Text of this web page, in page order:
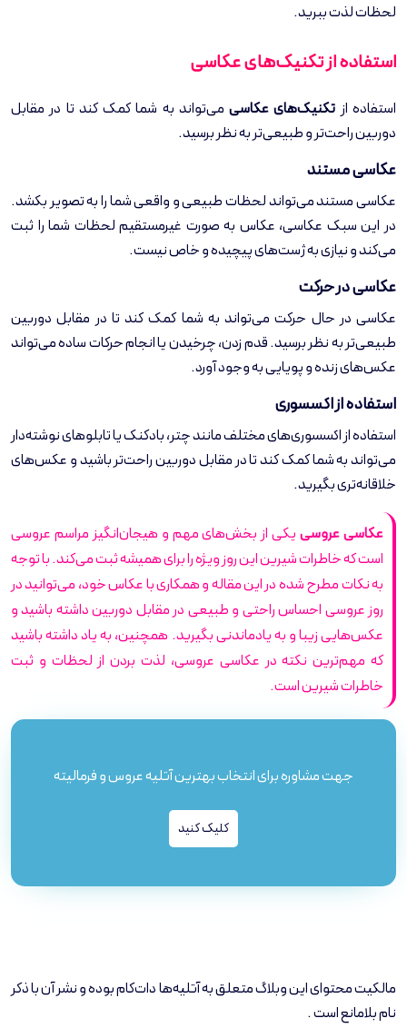
لحظات لذت ببرید.
استفاده از تکنیک‌های عکاسی
استفاده از تکنیک‌های عکاسیمی‌تواند به شما کمک کند تا در مقابل
دوربین راحت‌تر و طبیعی‌تر به نظر برسید.
عکاسی مستند
عکاسی مستند می‌تواند لحظات طبیعی و واقعی شما را به تصویر بکشد.
در این سبک عکاسی، عکاس به صورت غیرمستقیم لحظات شما را ثبت
می‌کند و نیازی به ژست‌های پیچیده و خاص نیست.
عکاسی در حرکت
عکاسی در حال حرکت می‌تواند به شما کمک کند تا در مقابل دوربین
طبیعی‌تر به نظر برسید. قدم زدن، چرخیدن یا انجام حرکات ساده می‌تواند
عکس‌های زنده و پویایی به وجود آورد.
استفاده از اکسسوری
استفاده از اکسسوری‌های مختلف مانند چتر، بادکنک یا تابلوهای نوشته‌دار
می‌تواند به شما کمک کند تا در مقابل دوربین راحت‌تر باشید و عکس‌های
خلاقانه‌تری بگیرید.
عکاسی عروسییکی از بخش‌های مهم و هیجان‌انگیز مراسم عروسی
است که خاطرات شیرین این روز ویژه را برای همیشه ثبت می‌کند. با توجه
به نکات مطرح شده در این مقاله و همکاری با عکاس خود، می‌توانید در
روز عروسی احساس راحتی و طبیعی در مقابل دوربین داشته باشید و
عکس‌هایی زیبا و به یادماندنی بگیرید. همچنین، به یاد داشته باشید
که مهم‌ترین نکته در عکاسی عروسی، لذت بردن از لحظات و ثبت
خاطرات شیرین است.
جهت مشاوره برای انتخاب بهترین آتلیه عروس و فرمالیته
کلیک کنید
مالکیت محتوای این وبلاگ متعلق به آتلیه‌ها دات‌کام بوده و نشر آن با ذکر
نام بلامانع است .